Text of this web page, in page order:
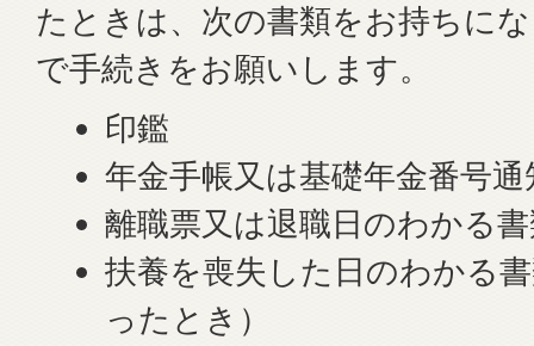
たときは、次の書類をお持ちに
で手続きをお願いします。
印鑑
年金手帳又は基礎年金番号通
離職票又は退職日のわかる
扶養を喪失した日のわかる
ったとき）